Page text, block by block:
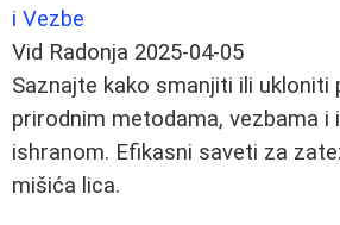
i Vezbe
Vid Radonja 2025-04-05
Saznajte kako smanjiti ili ukloniti
prirodnim metodama, vezbama i
ishranom. Efikasni saveti za
mišića lica.